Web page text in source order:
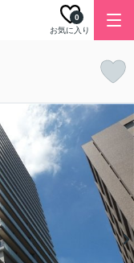
お気に入り
0